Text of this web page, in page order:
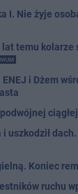
I. Nie żyje
lat temu kolarze
i Dżem
i uszkodził
Koniec
ruchu